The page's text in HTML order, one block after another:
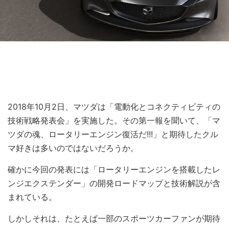
2018年10月2日、マツダは「電動化とコネクティビティの
技術戦略発表会」を実施した。その第一報を聞いて、「マ
ツダの魂、ロータリーエンジン復活だ!!!」と期待したクル
マ好きは多いのではないだろうか。
確かに今回の発表には「ロータリーエンジンを搭載したレ
ンジエクステンダー」の開発ロードマップと技術解説が含
まれている。
しかしそれは、たとえば一部のスポーツカーファンが期待